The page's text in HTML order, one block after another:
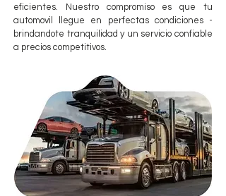
eficientes. Nuestro compromiso es que tu
automovil llegue en perfectas condiciones -
brindandote tranquilidad y un servicio confiable
a precios competitivos.